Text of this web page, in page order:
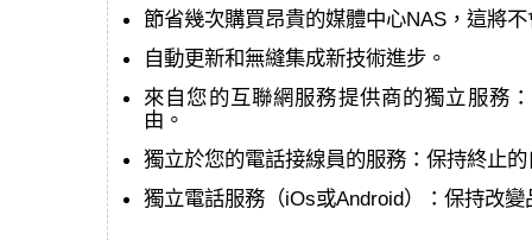
節省幾次購買昂貴的媒體中心NAS，這將
自動更新和無縫集成新技術進步。
來自您的互聯網服務提供商的獨立服務
由。
獨立於您的電話接線員的服務：保持終止
獨立電話服務（iOs或Android）：保持改變